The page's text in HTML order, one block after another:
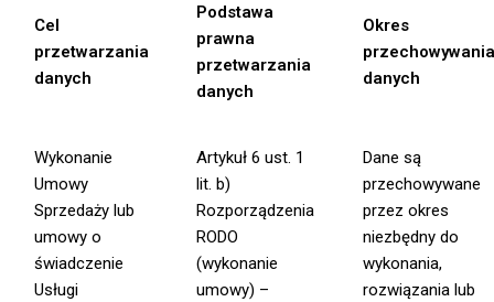
Cel
przetwarzania
danych
Podstawa
prawna
przetwarzania
danych
Okres
danych
Wykonanie
Umowy
Sprzedaży lub
umowy o
świadczenie
Usługi
Artykuł 6 ust. 1
lit. b)
Rozporządzenia
RODO
(wykonanie
umowy) –
Dane są
przechowywane
przez okres
niezbędny do
wykonania,
rozwiązania lub